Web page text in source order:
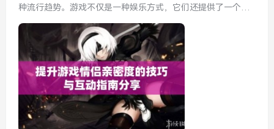
种流行趋势。游戏不仅是一种娱乐方式，它们还提供了一个互
游戏中的情侣亲密度，需要一些巧妙的技巧和有效的互动方
式。以下将...